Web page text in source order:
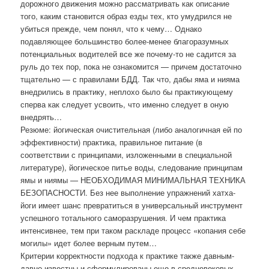
дорожного движения можно рассматривать как описание
того, каким становится образ езды тех, кто умудрился не
убиться прежде, чем понял, что к чему… Однако
подавляющее большинство более-менее благоразумных
потенциальных водителей все же почему-то не садится за
руль до тех пор, пока не ознакомится — причем достаточно
тщательно — с правилами БДД. Так что, дабы яма и нияма
внедрились в практику, неплохо было бы практикующему
сперва как следует усвоить, что именно следует в оную
внедрять…
Резюме: йогическая очистительная (либо аналогичная ей по
эффективности) практика, правильное питание (в
соответствии с принципами, изложенными в специальной
литературе), йогическое питье воды, следование принципам
ямы и ниямы — НЕОБХОДИМАЯ МИНИМАЛЬНАЯ ТЕХНИКА
БЕЗОПАСНОСТИ. Без нее выполнение упражнений хатха-
йоги имеет шанс превратиться в универсальный инструмент
успешного тотального саморазрушения. И чем практика
интенсивнее, тем при таком раскладе процесс «копания себе
могилы» идет более верным путем…
Критерии корректности подхода к практике также давным-